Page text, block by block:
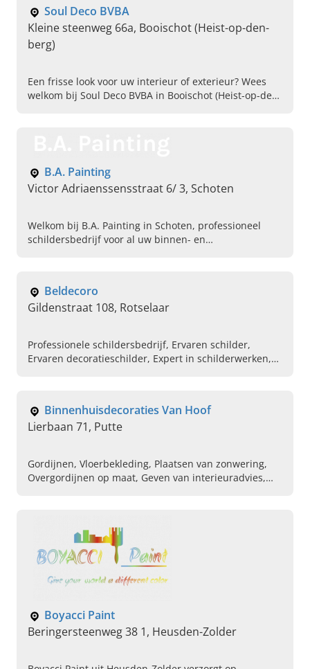
Soul Deco BVBA
Kleine steenweg 66a, Booischot (Heist-op-den-
berg)
Een frisse look voor uw interieur of exterieur? Wees
welkom bij Soul Deco BVBA in Booischot (Heist-op-den-
B.A. Painting
Victor Adriaenssensstraat 6/ 3, Schoten
Welkom bij B.A. Painting in Schoten, professioneel
schildersbedrijf voor al uw binnen- en
Beldecoro
Gildenstraat 108, Rotselaar
Professionele schildersbedrijf, Ervaren schilder,
Ervaren decoratieschilder, Expert in schilderwerken,
Binnenhuisdecoraties Van Hoof
Lierbaan 71, Putte
Gordijnen, Vloerbekleding, Plaatsen van zonwering,
Overgordijnen op maat, Geven van interieuradvies,
Boyacci Paint
Beringersteenweg 38 1, Heusden-Zolder